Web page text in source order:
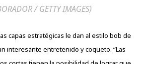
/ GETTY IMAGES)
capas estratégicas le dan al estilo bob de
interesante entretenido y coqueto. “Las